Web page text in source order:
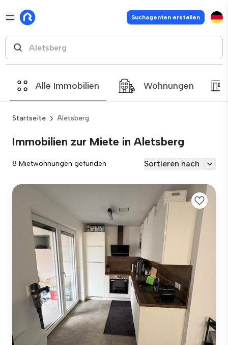
Suchagenten erstellen
Alle Immobilien Wohnungen
Startseite Aletsberg
Immobilien zur Miete in Aletsberg
8 Mietwohnungen gefunden Sortieren nach